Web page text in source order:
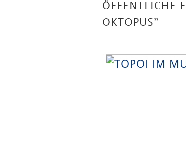
ÖFFENTLICHE
OKTOPUS”